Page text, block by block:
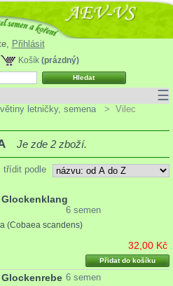
Přihlásit
Košík (prázdný)
☰
letničky, semena > Vilec
Je zde 2 zboží.
třídit podle
6 semen
(Cobaea scandens)
32,00 Kč
Přidat do košíku
6 semen